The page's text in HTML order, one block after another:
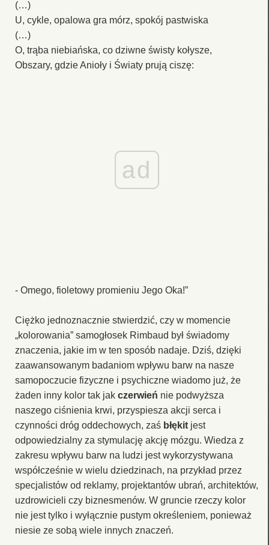
(…)
U, cykle, opalowa gra mórz, spokój pastwiska
(…)
O, trąba niebiańska, co dziwne świsty kołysze,
Obszary, gdzie Anioły i Światy prują ciszę:
ad
- Omego, fioletowy promieniu Jego Oka!”
Ciężko jednoznacznie stwierdzić, czy w momencie
„kolorowania” samogłosek Rimbaud był świadomy
znaczenia, jakie im w ten sposób nadaje. Dziś, dzięki
zaawansowanym badaniom wpływu barw na nasze
samopoczucie fizyczne i psychiczne wiadomo już, że
żaden inny kolor tak jak czerwień nie podwyższa
naszego ciśnienia krwi, przyspiesza akcji serca i
czynności dróg oddechowych, zaś błękit jest
odpowiedzialny za stymulację akcję mózgu. Wiedza z
zakresu wpływu barw na ludzi jest wykorzystywana
współcześnie w wielu dziedzinach, na przykład przez
specjalistów od reklamy, projektantów ubrań, architektów,
uzdrowicieli czy biznesmenów. W gruncie rzeczy kolor
nie jest tylko i wyłącznie pustym określeniem, ponieważ
niesie ze sobą wiele innych znaczeń.